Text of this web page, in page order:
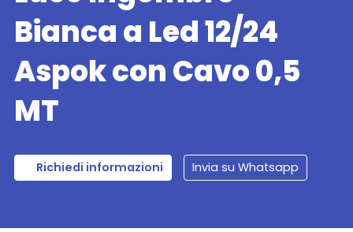
Bianca a Led 12/24
Aspok con Cavo 0,5
MT
Richiedi informazioni Invia su Whatsapp